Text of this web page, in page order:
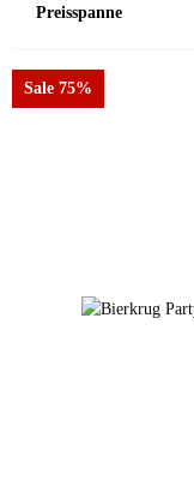
Preisspanne
Sale 75%